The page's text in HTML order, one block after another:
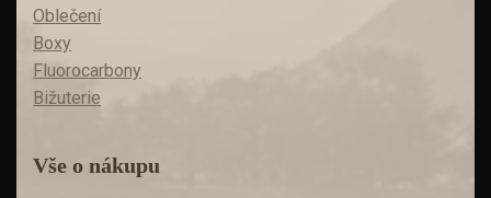
Oblečení
Boxy
Fluorocarbony
Bižuterie
Vše o nákupu